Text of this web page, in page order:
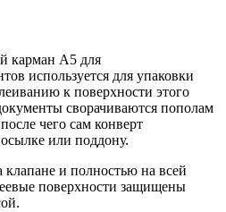
карман A5 для
используется для упаковки
к поверхности этого
сворачиваются пополам
чего сам конверт
или поддону.
клапане и полностью на всей
поверхности защищены